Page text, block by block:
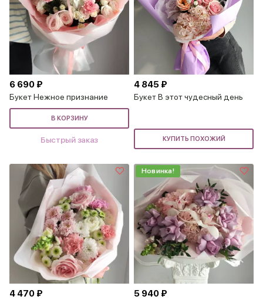
6 690 ₽
Букет Нежное признание
В КОРЗИНУ
Быстрый заказ
4 845 ₽
Букет В этот чудесный день
КУПИТЬ ПОХОЖИЙ
4 470 ₽
Новинка!
5 940 ₽